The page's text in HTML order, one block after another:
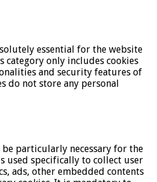
essential for the website
only includes cookies
and security features of
do not store any personal
particularly necessary for the
used specifically to collect user
ads, other embedded contents